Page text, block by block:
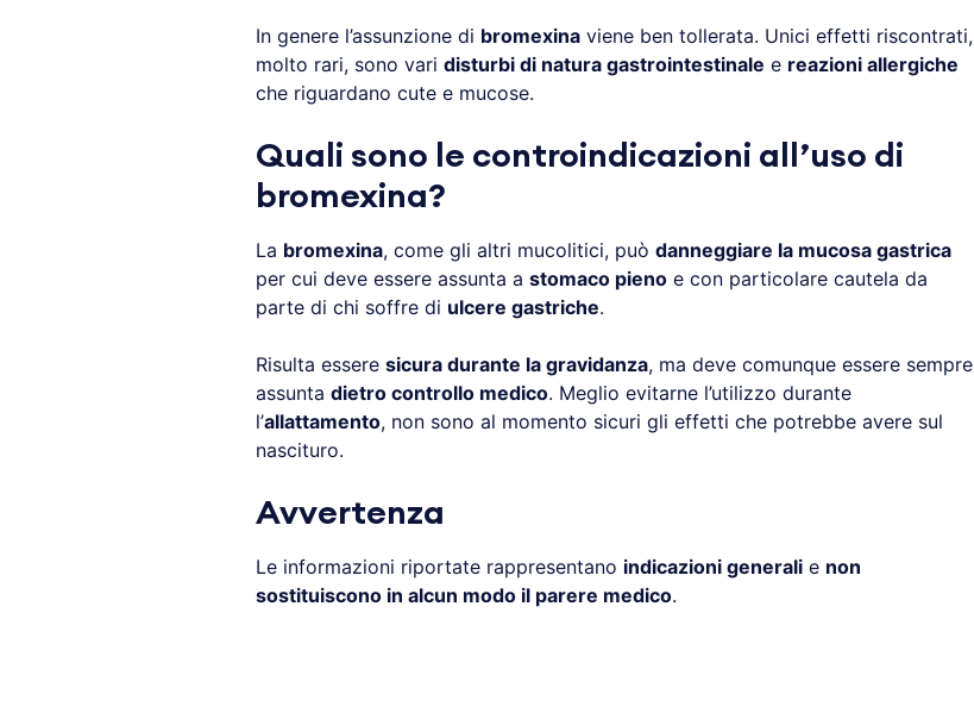
In genere l’assunzione di bromexinaviene ben tollerata. Unici effetti riscontrati,
molto rari, sono vari disturbi di natura gastrointestinale e reazioni allergiche
che riguardano cute e mucose.
Quali sono le controindicazioni all’uso di
bromexina?
La bromexina, come gli altri mucolitici, può danneggiare la mucosa gastrica
per cui deve essere assunta a stomaco pienoe con particolare cautela da
parte di chi soffre di ulcere gastriche.
Risulta essere sicura durante la gravidanza, ma deve comunque essere sempre
assunta dietro controllo medico. Meglio evitarne l’utilizzo durante
l’allattamento, non sono al momento sicuri gli effetti che potrebbe avere sul
nascituro.
Avvertenza
Le informazioni riportate rappresentano indicazioni generalie non
sostituiscono in alcun modo il parere medico.